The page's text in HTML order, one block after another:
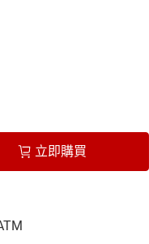
立即購買